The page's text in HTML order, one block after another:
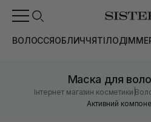
ВОЛОССЯОБЛИЧЧЯТІЛОДІМ
Маска для
Інтернет магазин косметики |
Активний